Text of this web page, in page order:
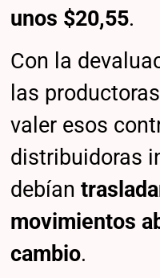
unos $20,55.
Con la
las
valer esos
distribuidoras
debían
movimientos
cambio.